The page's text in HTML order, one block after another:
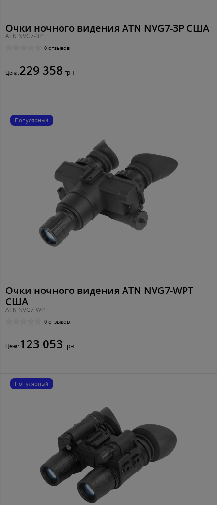
Очки ночного видения ATN NVG7-3P США
ATN NVG7-3P
0 отзывов
Цена:229 358 грн
Популярный
Очки ночного видения ATN NVG7-WPT
США
ATN NVG7-WPT
0 отзывов
Цена: 123 053 грн
Популярный